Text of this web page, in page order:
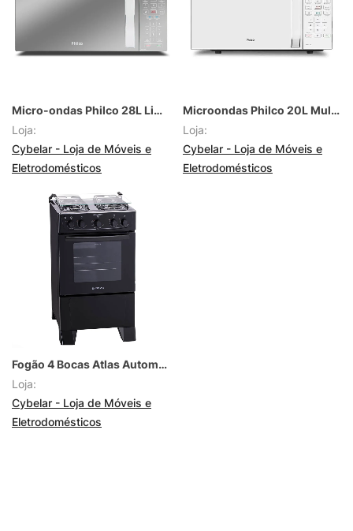
Micro-ondas Philco 28L Limpa Fácil Tira Odor Descongelar
Loja:
Cybelar - Loja de Móveis e
Eletrodomésticos
Microondas Philco 20L Multifunções Limpa Fácil Tira Odor Descongelar
Loja:
Cybelar - Loja de Móveis e
Eletrodomésticos
Fogão 4 Bocas Atlas Automático Inox Forno 50L Limpa Fácil Monaco Plus
Loja:
Cybelar - Loja de Móveis e
Eletrodomésticos